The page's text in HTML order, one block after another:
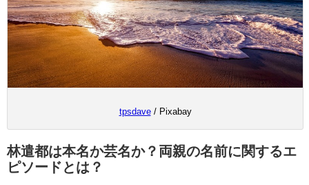
tpsdave/ Pixabay
林遣都は本名か芸名か？両親の名前に関するエ
ピソードとは？